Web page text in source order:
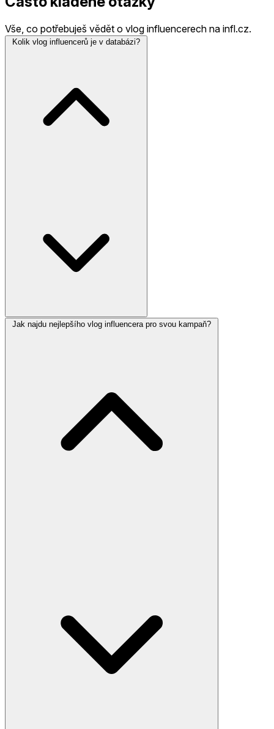
Vše, co potřebuješ vědět o vlog influencerech na infl.cz.
Kolik vlog influencerů je v databázi?
Jak najdu nejlepšího vlog influencera pro svou kampaň?